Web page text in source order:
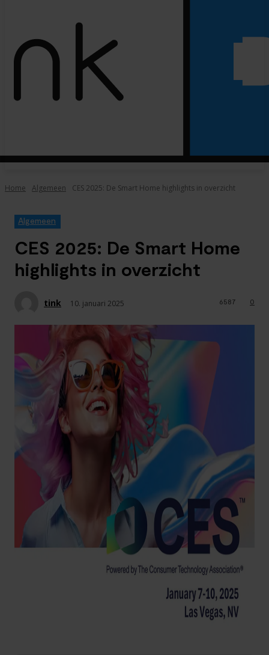
Home Algemeen CES 2025: De Smart Home highlights in overzicht
Algemeen
CES 2025: De Smart Home
highlights in overzicht
tink 10. januari 2025 0
6587